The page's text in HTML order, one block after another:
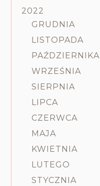
2022
GRUDNIA
LISTOPADA
PAŹDZIERNIKA
WRZEŚNIA
SIERPNIA
LIPCA
CZERWCA
MAJA
KWIETNIA
LUTEGO
STYCZNIA